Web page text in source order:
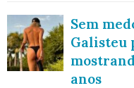
Sem
Galisteu
anos